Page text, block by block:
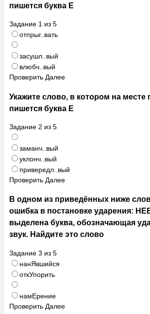
пишется буква Е
Задание 1из 5
отпрыг..вать
засушл..вый
влюбч..вый
Проверить Далее
Укажите слово, в котором на месте
пишется буква Е
Задание 2 из 5
заманч..вый
уклонч..вый
привередл..вый
Проверить Далее
В одном из приведённых ниже
ошибка в постановке ударения:
выделена буква, обозначающая
звук. Найдите это слово
Задание 3 из 5
нанЯвшийся
откУпорить
намЕрение
Проверить Далее